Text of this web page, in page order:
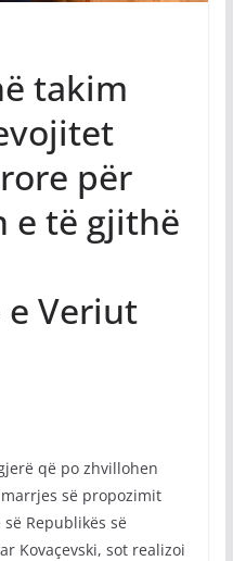
takim
për
e të gjithë
Veriut
që po zhvillohen
së propozimit
Republikës së
Kovaçevski, sot realizoi